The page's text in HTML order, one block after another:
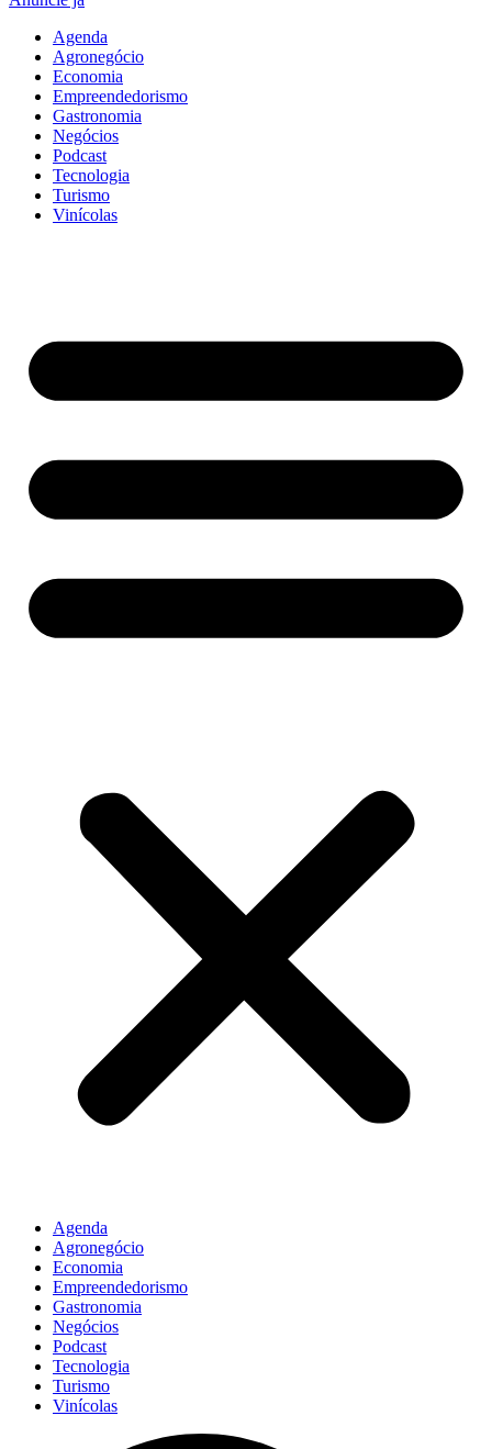
Agenda
Agronegócio
Economia
Empreendedorismo
Gastronomia
Negócios
Podcast
Tecnologia
Turismo
Vinícolas
Agenda
Agronegócio
Economia
Empreendedorismo
Gastronomia
Negócios
Podcast
Tecnologia
Turismo
Vinícolas